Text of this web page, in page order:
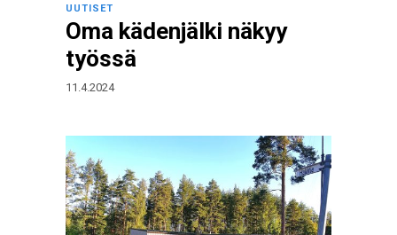
UUTISET
Oma kädenjälki näkyy
työssä
11.4.2024